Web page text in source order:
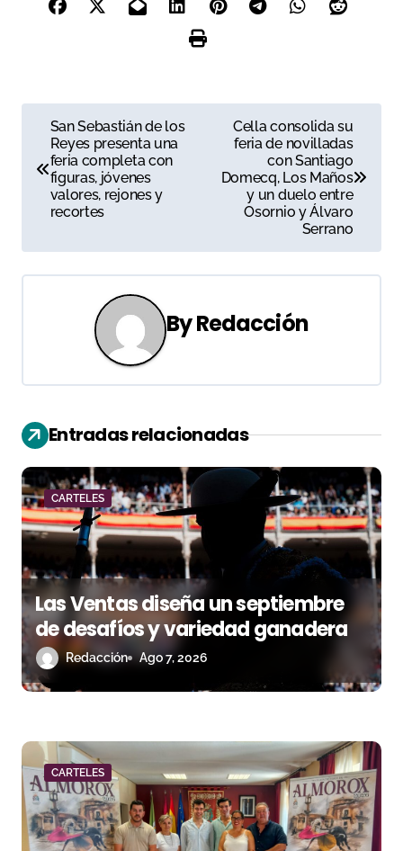
a
g
i
ó
n
d
e
e
n
t
r
d
a
s
San Sebastián de los
Reyes presenta una
feria completa con
figuras, jóvenes
valores, rejones y
recortes
Cella consolida su
feria de novilladas
con Santiago
Domecq, Los Maños
y un duelo entre
Osornio y Álvaro
Serrano
ByRedacción
Entradas relacionadas
CARTELES
Las Ventas diseña un septiembre
de desafíos y variedad ganadera
Redacción Ago 7, 2026
CARTELES